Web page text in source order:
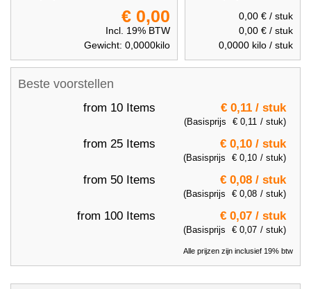
Beste voorstellen
from 10 Items € 0,11 / stuk
(Basisprijs € 0,11 / stuk)
from 25 Items € 0,10 / stuk
(Basisprijs € 0,10 / stuk)
from 50 Items € 0,08 / stuk
(Basisprijs € 0,08 / stuk)
from 100 Items € 0,07 / stuk
(Basisprijs € 0,07 / stuk)
Alle prijzen zijn inclusief 19% btw
0,00 € / stuk
0,00 € / stuk
0,0000 kilo / stuk
€ 0,00
Incl. 19% BTW
Gewicht: 0,0000kilo